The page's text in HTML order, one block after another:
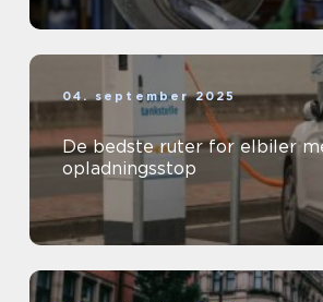
04. september 2025
De bedste ruter for elbiler
opladningsstop